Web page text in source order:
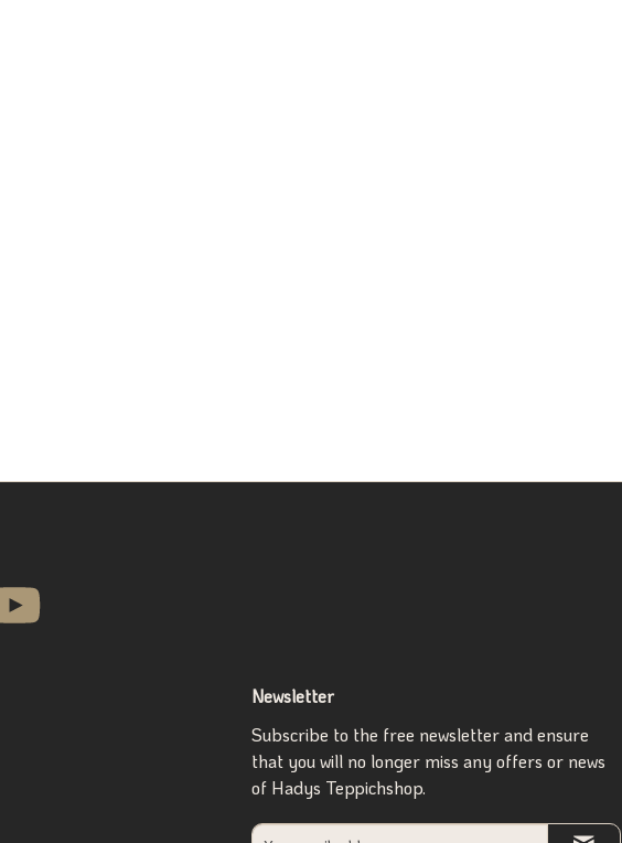
Newsletter
Subscribe to the free newsletter and ensure
that you will no longer miss any offers or news
of Hadys Teppichshop.